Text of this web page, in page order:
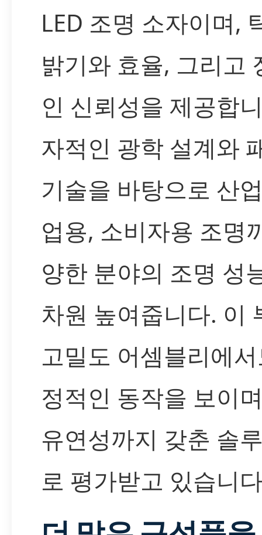
LED 조명 소자이며,
밝기와 효율, 그리고
인 신뢰성을 제공합
자적인 광학 설계와
기술을 바탕으로 산
업용, 소비자용 조명
양한 분야의 조명 성
차원 높여줍니다. 이
고밀도 어셈블리에
정적인 동작을 보이
유연성까지 갖춘 솔
로 평가받고 있습니